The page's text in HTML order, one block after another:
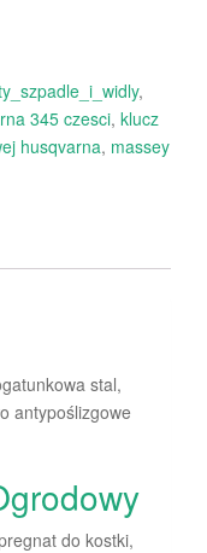
,
345 czesci, klucz
husqvarna, massey
stal,
antypoślizgowe
do kostki,